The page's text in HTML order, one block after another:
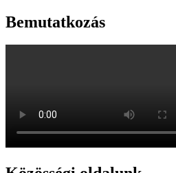
Bemutatkozás